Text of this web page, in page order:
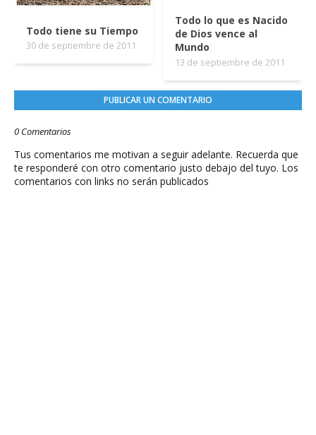
Todo tiene su Tiempo
30 de septiembre de 2011
Todo lo que es Nacido
de Dios vence al
Mundo
13 de septiembre de 2011
PUBLICAR UN COMENTARIO
0 Comentarios
Tus comentarios me motivan a seguir adelante. Recuerda que
te responderé con otro comentario justo debajo del tuyo. Los
comentarios con links no serán publicados